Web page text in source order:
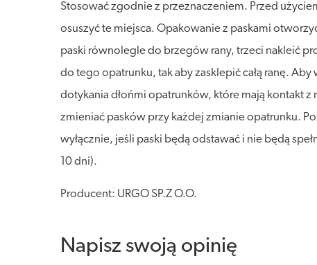
Stosować zgodnie z przeznaczeniem. Przed
osuszyć te miejsca. Opakowanie z paskami
paski równolegle do brzegów rany, trzeci nakleić
do tego opatrunku, tak aby zasklepić całą ranę.
dotykania dłońmi opatrunków, które mają kontakt
zmieniać pasków przy każdej zmianie opatrunku.
wyłącznie, jeśli paski będą odstawać i nie będą
10 dni).
Producent: URGO SP.Z O.O.
Napisz swoją opinię